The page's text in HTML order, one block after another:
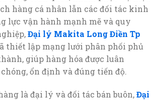
hàng cá nhân lẫn các đối tác kinh
lực vận hành mạnh mẽ và quy
Đại lý Makita Long Điền Tp
thiết lập mạng lưới phân phối phủ
giúp hàng hóa được luân
ổn định và đúng tiến độ.
là đại lý và đối tác bán buôn,Đại